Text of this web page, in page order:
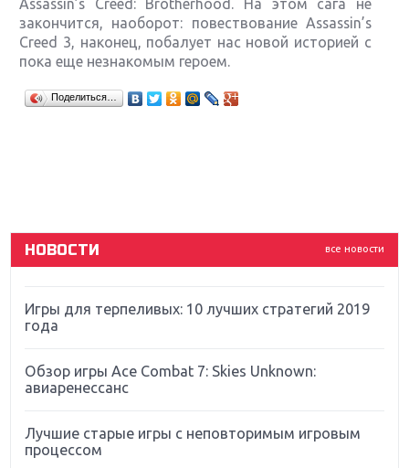
Assassin’s Creed: Brotherhood. На этом сага не
закончится, наоборот: повествование Assassin’s
Creed 3, наконец, побалует нас новой историей с
пока еще незнакомым героем.
Поделиться…
все новости
НОВОСТИ
Крупнейшие релизы мая: Nintendo, Microsoft и
Sony
Far Cry 5: хвалить нельзя ругать
Игры для терпеливых: 10 лучших стратегий 2019
года
Обзор игры Ace Combat 7: Skies Unknown:
авиаренессанс
Лучшие старые игры с неповторимым игровым
процессом